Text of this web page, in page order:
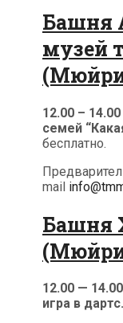
Башня
музей
12.00 –
семей
бесплатно.
mail
Башня
12.00 —
игра в дартс.